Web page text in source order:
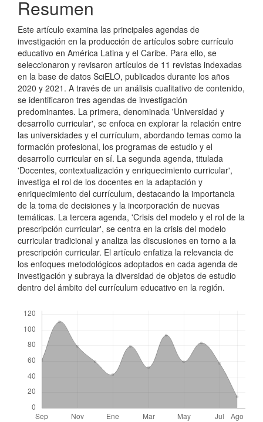
Resumen
Este artículo examina las principales agendas de
investigación en la producción de artículos sobre currículo
educativo en América Latina y el Caribe. Para ello, se
seleccionaron y revisaron artículos de 11 revistas indexadas
en la base de datos SciELO, publicados durante los años
2020 y 2021. A través de un análisis cualitativo de contenido,
se identificaron tres agendas de investigación
predominantes. La primera, denominada 'Universidad y
desarrollo curricular', se enfoca en explorar la relación entre
las universidades y el currículum, abordando temas como la
formación profesional, los programas de estudio y el
desarrollo curricular en sí. La segunda agenda, titulada
'Docentes, contextualización y enriquecimiento curricular',
investiga el rol de los docentes en la adaptación y
enriquecimiento del currículum, destacando la importancia
de la toma de decisiones y la incorporación de nuevas
temáticas. La tercera agenda, 'Crisis del modelo y el rol de la
prescripción curricular', se centra en la crisis del modelo
curricular tradicional y analiza las discusiones en torno a la
prescripción curricular. El artículo enfatiza la relevancia de
los enfoques metodológicos adoptados en cada agenda de
investigación y subraya la diversidad de objetos de estudio
dentro del ámbito del currículum educativo en la región.